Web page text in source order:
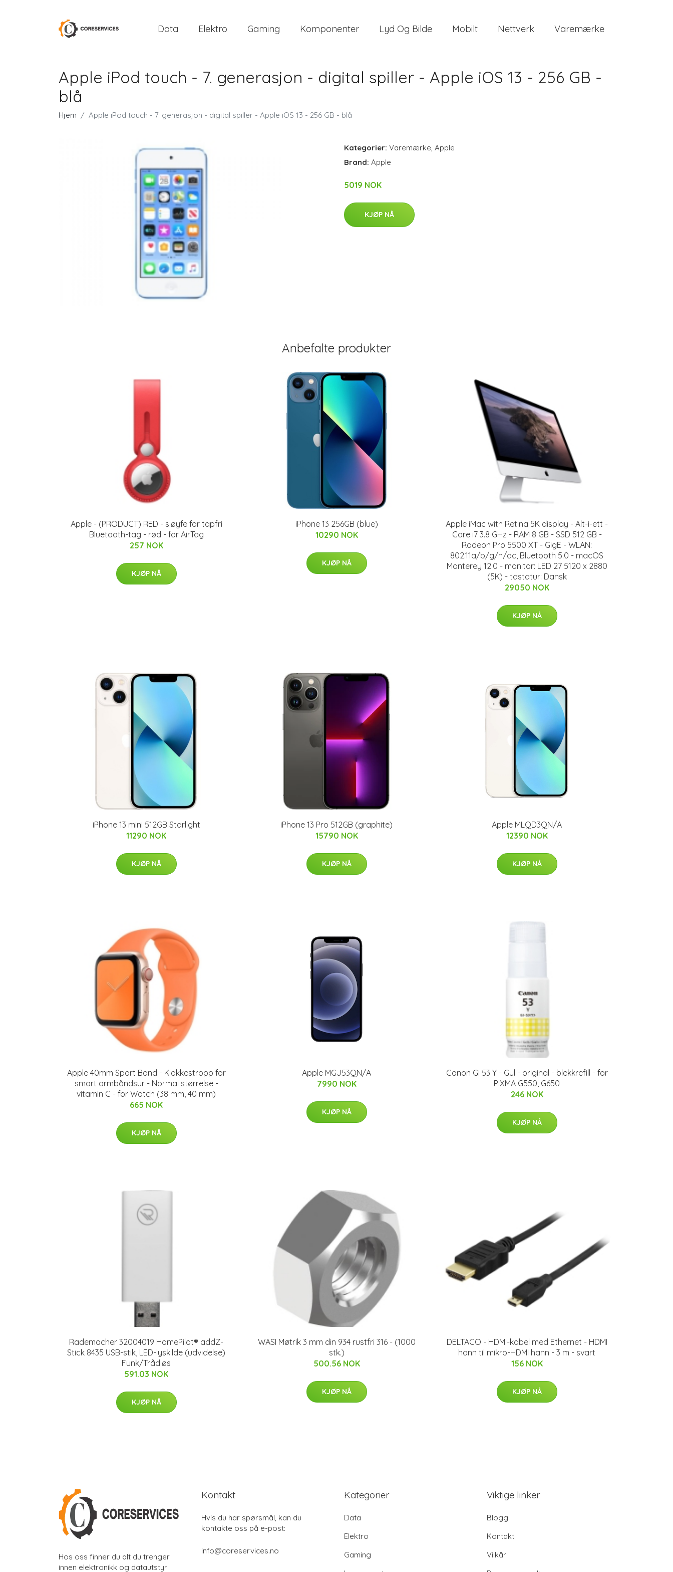
Data Elektro Gaming Komponenter Lyd Og Bilde Mobilt Nettverk Varemærke
Apple iPod touch - 7. generasjon - digital spiller - Apple iOS 13 - 256 GB -
blå
Hjem Apple iPod touch - 7. generasjon - digital spiller - Apple iOS 13 - 256 GB - blå
Kategorier: Varemærke, Apple
Brand: Apple
5019 NOK
KJØP NÅ
Anbefalte produkter
Apple - (PRODUCT) RED - sløyfe for tapfri
Bluetooth-tag - rød - for AirTag
257 NOK
KJØP NÅ
iPhone 13 256GB (blue)
10290 NOK
KJØP NÅ
Apple iMac with Retina 5K display - Alt-i-ett -
Core i7 3.8 GHz - RAM 8 GB - SSD 512 GB -
Radeon Pro 5500 XT - GigE - WLAN:
802.11a/b/g/n/ac, Bluetooth 5.0 - macOS
Monterey 12.0 - monitor: LED 27 5120 x 2880
(5K) - tastatur: Dansk
29050 NOK
KJØP NÅ
iPhone 13 mini 512GB Starlight
11290 NOK
KJØP NÅ
iPhone 13 Pro 512GB (graphite)
15790 NOK
KJØP NÅ
Apple MLQD3QN/A
12390 NOK
KJØP NÅ
Apple 40mm Sport Band - Klokkestropp for
smart armbåndsur - Normal størrelse -
vitamin C - for Watch (38 mm, 40 mm)
665 NOK
KJØP NÅ
Apple MGJ53QN/A
7990 NOK
KJØP NÅ
Canon GI 53 Y - Gul - original - blekkrefill - for
PIXMA G550, G650
246 NOK
KJØP NÅ
Rademacher 32004019 HomePilot® addZ-
Stick 8435 USB-stik, LED-lyskilde (udvidelse)
Funk/Trådløs
591.03 NOK
KJØP NÅ
WASI Møtrik 3 mm din 934 rustfri 316 - (1000
stk.)
500.56 NOK
KJØP NÅ
DELTACO - HDMI-kabel med Ethernet - HDMI
hann til mikro-HDMI hann - 3 m - svart
156 NOK
KJØP NÅ
Hos oss finner du alt du trenger
innen elektronikk og datautstyr
Kontakt
Hvis du har spørsmål, kan du
kontakte oss på e-post:
info@coreservices.no
Kategorier
Data
Elektro
Gaming
Viktige linker
Blogg
Kontakt
Vilkår